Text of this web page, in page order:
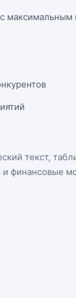
текст,
финансовые